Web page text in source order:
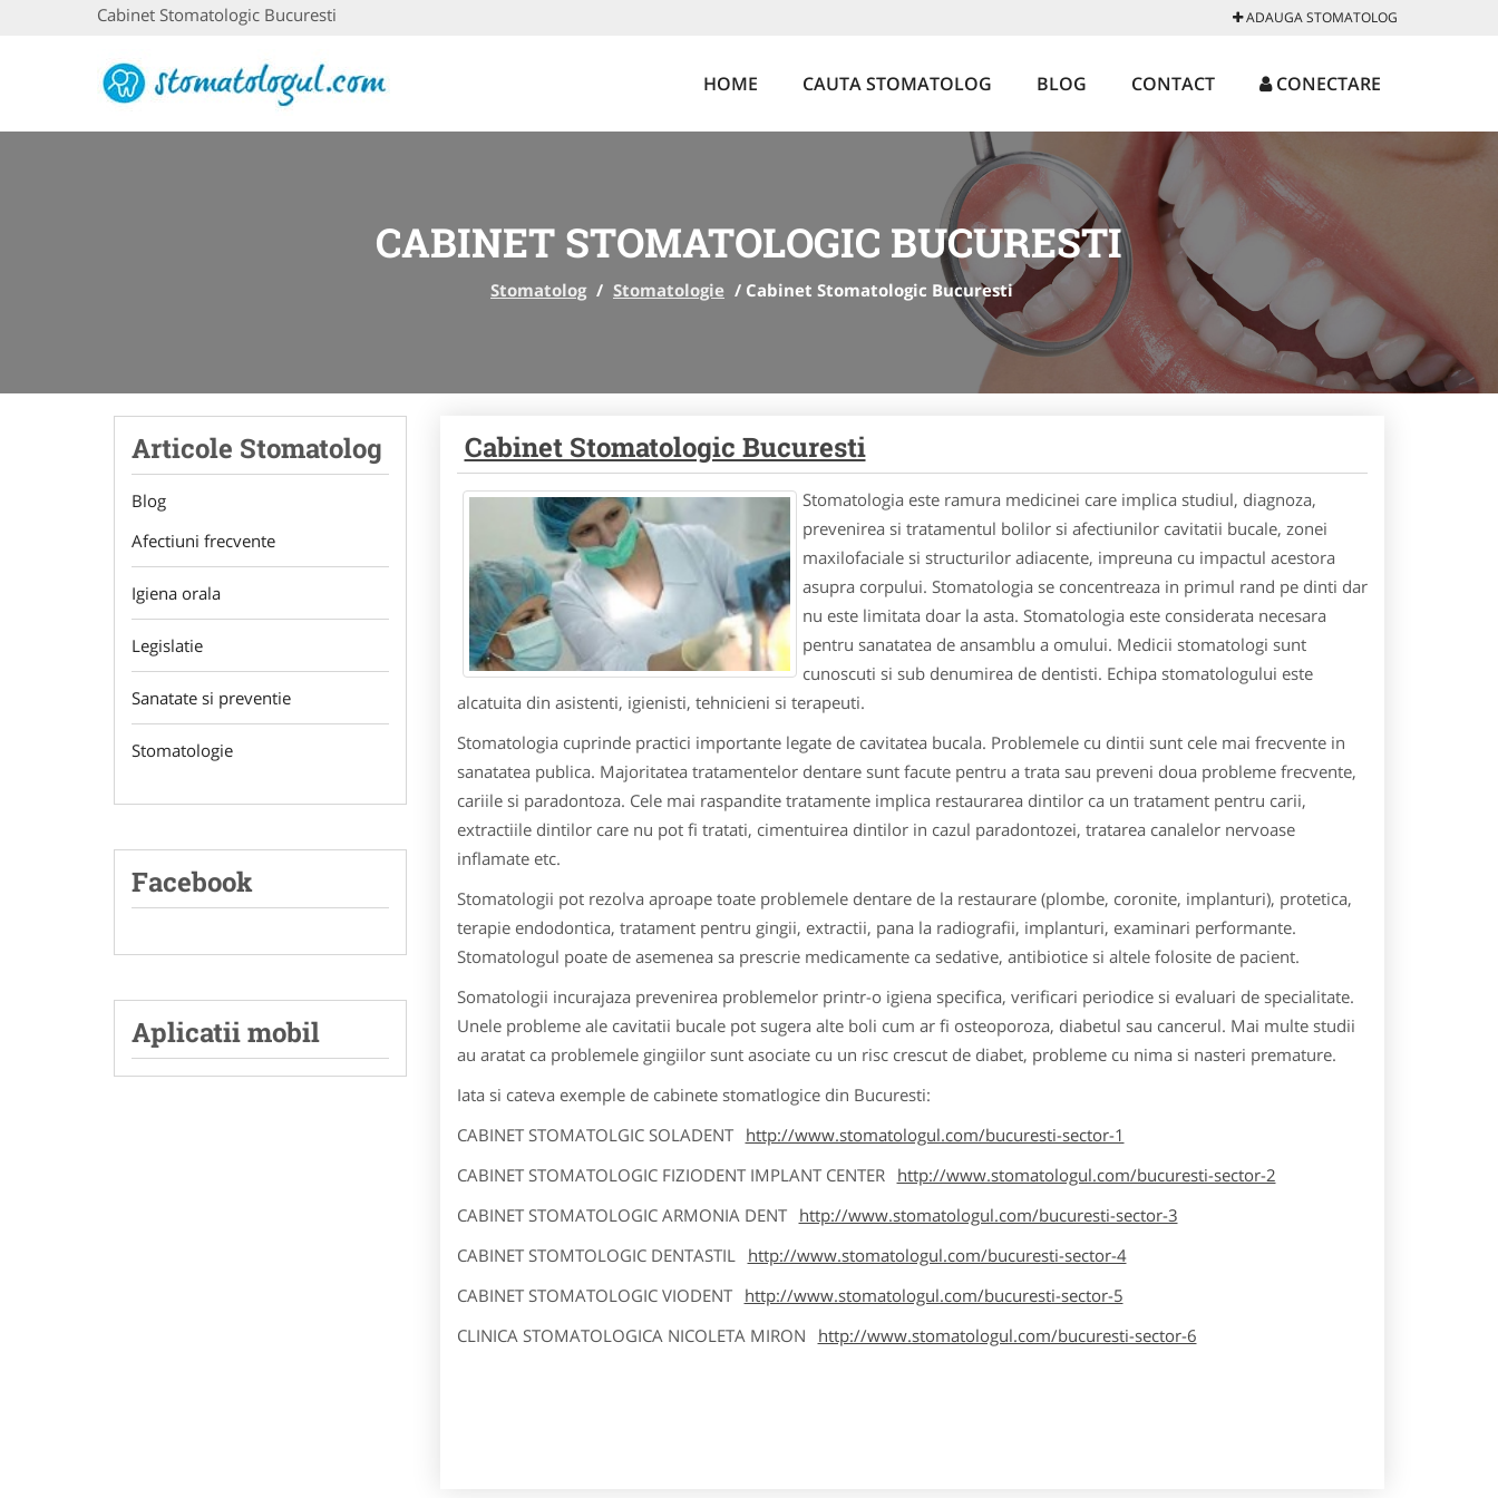
Cabinet Stomatologic Bucuresti ADAUGA STOMATOLOG
HOME CAUTA STOMATOLOG BLOG CONTACT CONECTARE
CABINET STOMATOLOGIC BUCURESTI
Stomatolog / Stomatologie / Cabinet Stomatologic Bucuresti
Articole Stomatolog
Blog
Afectiuni frecvente
Igiena orala
Legislatie
Sanatate si preventie
Stomatologie
Facebook
Aplicatii mobil
Cabinet Stomatologic Bucuresti
Stomatologia este ramura medicinei care implica studiul, diagnoza,
prevenirea si tratamentul bolilor si afectiunilor cavitatii bucale, zonei
maxilofaciale si structurilor adiacente, impreuna cu impactul acestora
asupra corpului. Stomatologia se concentreaza in primul rand pe dinti dar
nu este limitata doar la asta. Stomatologia este considerata necesara
pentru sanatatea de ansamblu a omului. Medicii stomatologi sunt
cunoscuti si sub denumirea de dentisti. Echipa stomatologului este
alcatuita din asistenti, igienisti, tehnicieni si terapeuti.
Stomatologia cuprinde practici importante legate de cavitatea bucala. Problemele cu dintii sunt cele mai frecvente in
sanatatea publica. Majoritatea tratamentelor dentare sunt facute pentru a trata sau preveni doua probleme frecvente,
cariile si paradontoza. Cele mai raspandite tratamente implica restaurarea dintilor ca un tratament pentru carii,
extractiile dintilor care nu pot fi tratati, cimentuirea dintilor in cazul paradontozei, tratarea canalelor nervoase
inflamate etc.
Stomatologii pot rezolva aproape toate problemele dentare de la restaurare (plombe, coronite, implanturi), protetica,
terapie endodontica, tratament pentru gingii, extractii, pana la radiografii, implanturi, examinari performante.
Stomatologul poate de asemenea sa prescrie medicamente ca sedative, antibiotice si altele folosite de pacient.
Somatologii incurajaza prevenirea problemelor printr-o igiena specifica, verificari periodice si evaluari de specialitate.
Unele probleme ale cavitatii bucale pot sugera alte boli cum ar fi osteoporoza, diabetul sau cancerul. Mai multe studii
au aratat ca problemele gingiilor sunt asociate cu un risc crescut de diabet, probleme cu nima si nasteri premature.
Iata si cateva exemple de cabinete stomatlogice din Bucuresti:
CABINET STOMATOLGIC SOLADENT http://www.stomatologul.com/bucuresti-sector-1
CABINET STOMATOLOGIC FIZIODENT IMPLANT CENTER http://www.stomatologul.com/bucuresti-sector-2
CABINET STOMATOLOGIC ARMONIA DENT http://www.stomatologul.com/bucuresti-sector-3
CABINET STOMTOLOGIC DENTASTIL http://www.stomatologul.com/bucuresti-sector-4
CABINET STOMATOLOGIC VIODENT http://www.stomatologul.com/bucuresti-sector-5
CLINICA STOMATOLOGICA NICOLETA MIRON
http://www.stomatologul.com/bucuresti-sector-6